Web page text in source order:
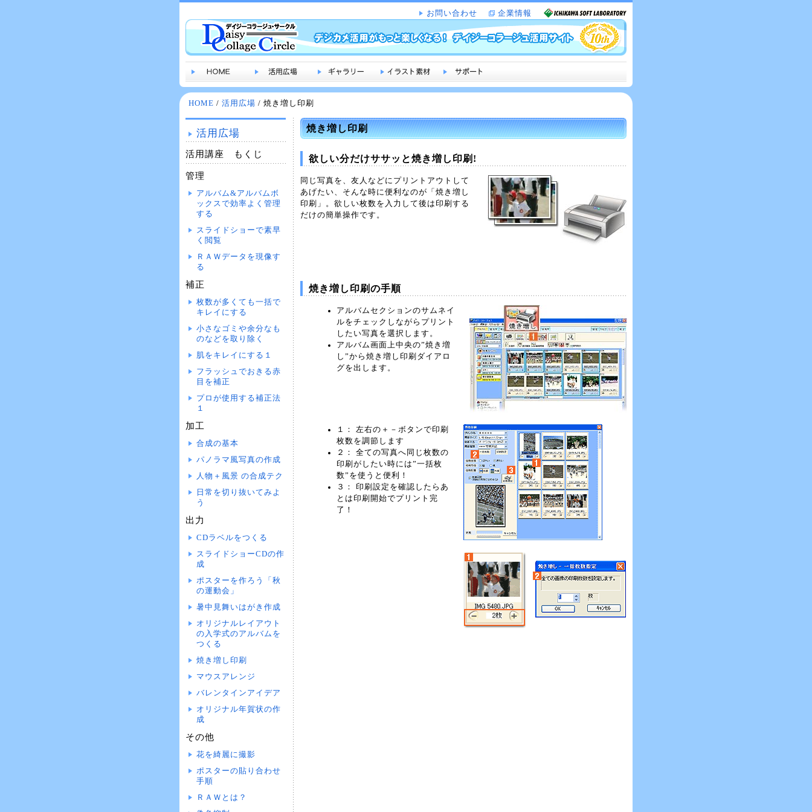
お問い合わせ 企業情報
HOME / 活用広場 / 焼き増し印刷
活用広場
活用講座 もくじ
管理
アルバム&アルバムボ
ックスで効率よく管理
する
スライドショーで素早
く閲覧
ＲＡＷデータを現像す
る
補正
枚数が多くても一括で
キレイにする
小さなゴミや余分なも
のなどを取り除く
肌をキレイにする１
フラッシュでおきる赤
目を補正
プロが使用する補正法
１
加工
合成の基本
パノラマ風写真の作成
人物＋風景 の合成テク
日常を切り抜いてみよ
う
出力
CDラベルをつくる
スライドショーCDの作
成
ポスターを作ろう「秋
の運動会」
暑中見舞いはがき作成
オリジナルレイアウト
の入学式のアルバムを
つくる
焼き増し印刷
マウスアレンジ
バレンタインアイデア
オリジナル年賀状の作
成
その他
花を綺麗に撮影
ポスターの貼り合わせ
手順
ＲＡＷとは？
焼き増し印刷
欲しい分だけササッと焼き増し印刷!
同じ写真を、友人などにプリントアウトして
あげたい、そんな時に便利なのが「焼き増し
印刷」。欲しい枚数を入力して後は印刷する
だけの簡単操作です。
焼き増し印刷の手順
アルバムセクションのサムネイ
ルをチェックしながらプリント
したい写真を選択します。
アルバム画面上中央の”焼き増
し”から焼き増し印刷ダイアロ
グを出します。
１： 左右の＋－ボタンで印刷
枚数を調節します
２： 全ての写真へ同じ枚数の
印刷がしたい時には”一括枚
数”を使うと便利！
３： 印刷設定を確認したらあ
とは印刷開始でプリント完
了！